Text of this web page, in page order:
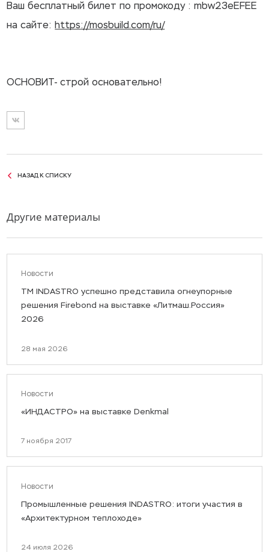
Ваш бесплатный билет по промокоду : mbw23eEFEE
на сайте:https://mosbuild.com/ru/
ОСНОВИТ- строй основательно!
НАЗАД К СПИСКУ
Другие материалы
Новости
ТМ INDASTRO успешно представила огнеупорные
решения Firebond на выставке «Литмаш.Россия»
2026
28 мая 2026
Новости
«ИНДАСТРО» на выставке Denkmal
7 ноября 2017
Новости
Промышленные решения INDASTRO: итоги участия в
«Архитектурном теплоходе»
24 июля 2026